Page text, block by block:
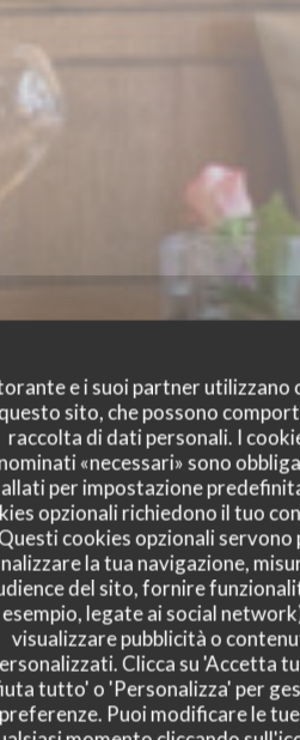
e i suoi partner utilizzano
sito, che possono
raccolta di dati personali. I
«necessari» sono
per impostazione
opzionali richiedono il tuo
cookies opzionali servono
la tua navigazione,
del sito, fornire
esempio, legate ai social
visualizzare pubblicità o
Clicca su 'Accetta
tutto' o 'Personalizza' per
Puoi modificare le
nostri clienti
3
/5 Cucina : 5/5 Qualità / Prezzo :